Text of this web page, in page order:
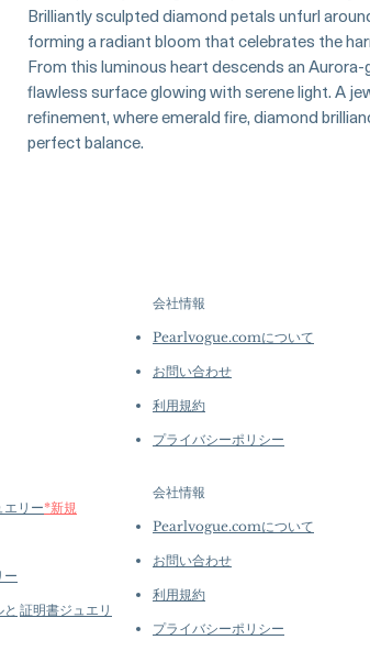
Brilliantly sculpted diamond petals unfurl
forming a radiant bloom that celebrates the
From this luminous heart descends an Aurora-
flawless surface glowing with serene light. A
refinement, where emerald fire, diamond
perfect balance.
エリー*新規
ー
証明書ジュエリ
会社情報
Pearlvogue.comについて
お問い合わせ
利用規約
プライバシーポリシー
会社情報
Pearlvogue.comについて
お問い合わせ
利用規約
プライバシーポリシー